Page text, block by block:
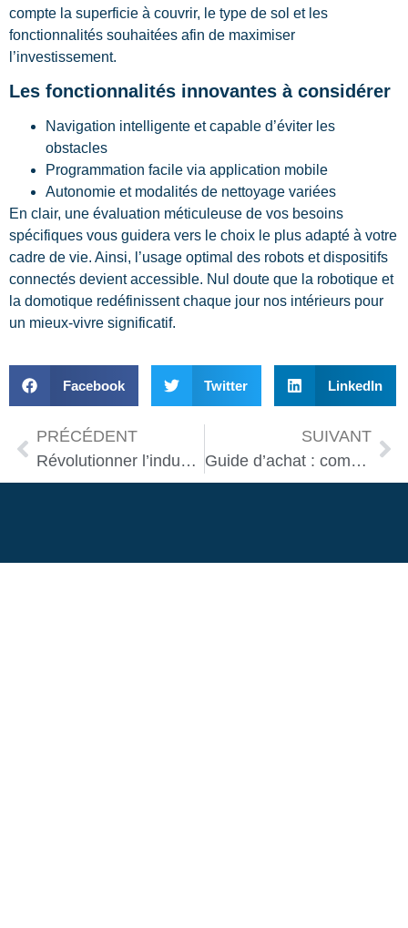
compte la superficie à couvrir, le type de sol et les
fonctionnalités souhaitées afin de maximiser
l’investissement.
Les fonctionnalités innovantes à considérer
Navigation intelligente et capable d’éviter les
obstacles
Programmation facile via application mobile
Autonomie et modalités de nettoyage variées
En clair, une évaluation méticuleuse de vos besoins
spécifiques vous guidera vers le choix le plus adapté à votre
cadre de vie. Ainsi, l’usage optimal des robots et dispositifs
connectés devient accessible. Nul doute que la robotique et
la domotique redéfinissent chaque jour nos intérieurs pour
un mieux-vivre significatif.
Facebook Twitter LinkedIn
PRÉCÉDENT
Révolutionner l’industrie : impact de l’intelligence artificielle
SUIVANT
Guide d’achat : comparer les meilleurs robots taille-haies